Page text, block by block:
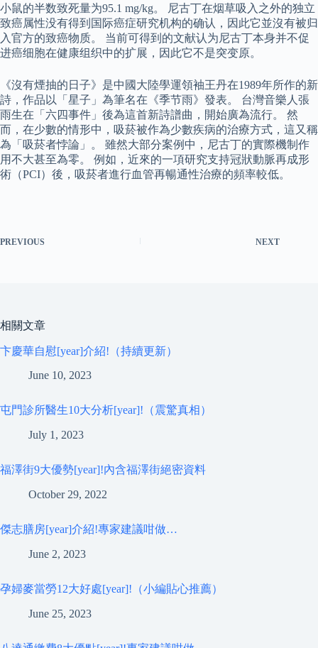
小鼠的半数致死量为95.1 mg/kg。 尼古丁在烟草吸入之外的独立
致癌属性没有得到国际癌症研究机构的确认，因此它並沒有被归
入官方的致癌物质。 当前可得到的文献认为尼古丁本身并不促
进癌细胞在健康组织中的扩展，因此它不是突变原。
《沒有煙抽的日子》是中國大陸學運領袖王丹在1989年所作的新
詩，作品以「星子」為筆名在《季节雨》發表。 台灣音樂人張
雨生在「六四事件」後為這首新詩譜曲，開始廣為流行。 然
而，在少數的情形中，吸菸被作為少數疾病的治療方式，這又稱
為「吸菸者悖論」。 雖然大部分案例中，尼古丁的實際機制作
用不大甚至為零。 例如，近來的一項研究支持冠狀動脈再成形
術（PCI）後，吸菸者進行血管再暢通性治療的頻率較低。
PREVIOUS NEXT
相關文章
卞慶華自慰[year]介紹!（持續更新）
June 10, 2023
屯門診所醫生10大分析[year]!（震驚真相）
July 1, 2023
福澤街9大優勢[year]!內含福澤街絕密資料
October 29, 2022
傑志膳房[year]介紹!專家建議咁做…
June 2, 2023
孕婦麥當勞12大好處[year]!（小編貼心推薦）
June 25, 2023